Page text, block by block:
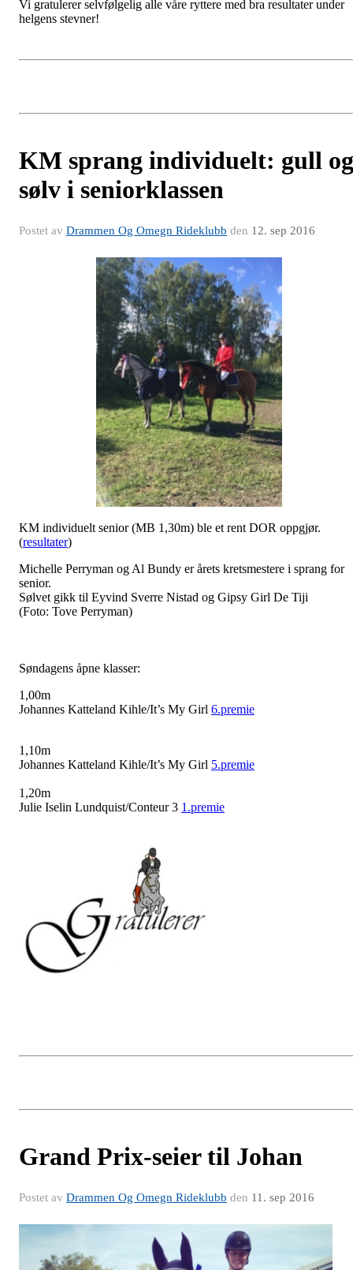
Vi gratulerer selvfølgelig alle våre ryttere med bra resultater under
helgens stevner!
KM sprang individuelt: gull og
sølv i seniorklassen
Postet av Drammen Og Omegn Rideklubb den 12. sep 2016
KM individuelt senior (MB 1,30m) ble et rent DOR oppgjør.
(resultater)
Michelle Perryman og Al Bundy er årets kretsmestere i sprang for
senior.
Sølvet gikk til Eyvind Sverre Nistad og Gipsy Girl De Tiji
(Foto: Tove Perryman)
Søndagens åpne klasser:
1,00m
Johannes Katteland Kihle/It’s My Girl 6.premie
1,10m
Johannes Katteland Kihle/It’s My Girl 5.premie
1,20m
Julie Iselin Lundquist/Conteur 3 1.premie
Grand Prix-seier til Johan
Postet av Drammen Og Omegn Rideklubb den 11. sep 2016